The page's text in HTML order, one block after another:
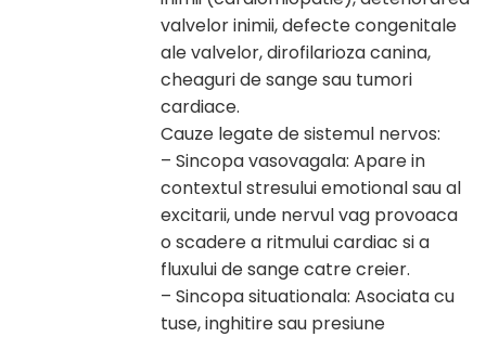
valvelor inimii, defecte congenitale
ale valvelor, dirofilarioza canina,
cheaguri de sange sau tumori
cardiace.
Cauze legate de sistemul nervos:
– Sincopa vasovagala: Apare in
contextul stresului emotional sau al
excitarii, unde nervul vag provoaca
o scadere a ritmului cardiac si a
fluxului de sange catre creier.
– Sincopa situationala: Asociata cu
tuse, inghitire sau presiune